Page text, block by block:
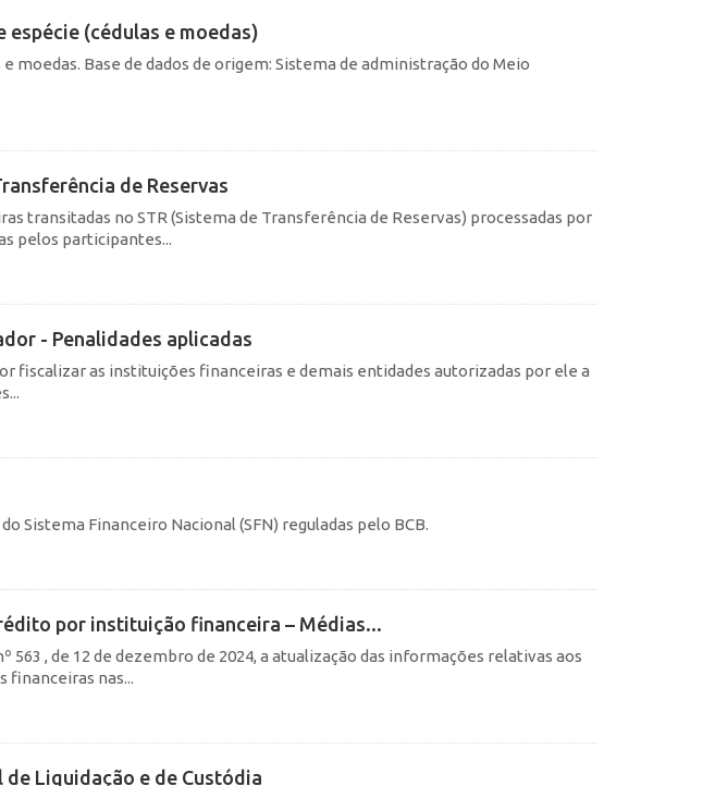
(cédulas e moedas)
moedas. Base de dados de origem: Sistema de administração do Meio
de Reservas
transitadas no STR (Sistema de Transferência de Reservas) processadas por
pelos participantes...
- Penalidades aplicadas
fiscalizar as instituições financeiras e demais entidades autorizadas por ele a
Sistema Financeiro Nacional (SFN) reguladas pelo BCB.
por instituição financeira – Médias...
563 , de 12 de dezembro de 2024, a atualização das informações relativas aos
financeiras nas...
de Liquidação e de Custódia